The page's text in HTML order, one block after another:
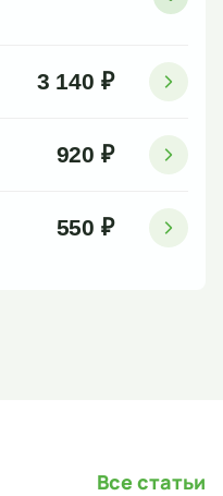
3 140 ₽
920 ₽
550 ₽
Все статьи